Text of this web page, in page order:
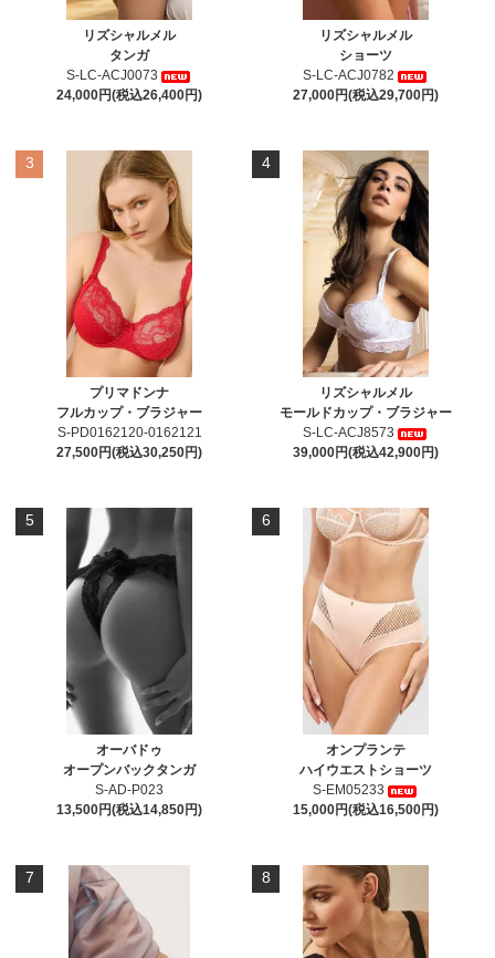
リズシャルメル
タンガ
S-LC-ACJ0073
24,000円(税込26,400円)
リズシャルメル
ショーツ
S-LC-ACJ0782
27,000円(税込29,700円)
3
プリマドンナ
フルカップ・ブラジャー
S-PD0162120-0162121
27,500円(税込30,250円)
4
リズシャルメル
モールドカップ・ブラジャー
S-LC-ACJ8573
39,000円(税込42,900円)
5
オーバドゥ
オープンバックタンガ
S-AD-P023
13,500円(税込14,850円)
6
オンプランテ
ハイウエストショーツ
S-EM05233
15,000円(税込16,500円)
7 8